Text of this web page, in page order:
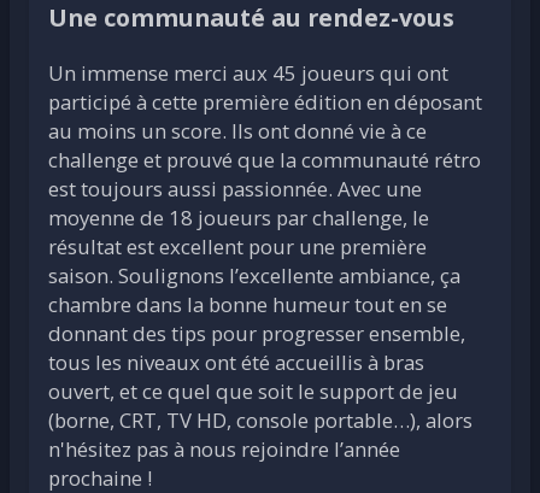
Une communauté au rendez-vous
Un immense merci aux 45 joueurs qui ont
participé à cette première édition en déposant
au moins un score. Ils ont donné vie à ce
challenge et prouvé que la communauté rétro
est toujours aussi passionnée. Avec une
moyenne de 18 joueurs par challenge, le
résultat est excellent pour une première
saison. Soulignons l’excellente ambiance, ça
chambre dans la bonne humeur tout en se
donnant des tips pour progresser ensemble,
tous les niveaux ont été accueillis à bras
ouvert, et ce quel que soit le support de jeu
(borne, CRT, TV HD, console portable…), alors
n'hésitez pas à nous rejoindre l’année
prochaine !